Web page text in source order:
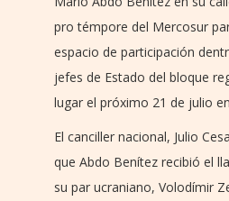
pro témpore del Mercosur
espacio de participación
jefes de Estado del bloque
lugar el próximo 21 de julio
El canciller nacional, Julio
que Abdo Benítez recibió el
su par ucraniano, Volodímir